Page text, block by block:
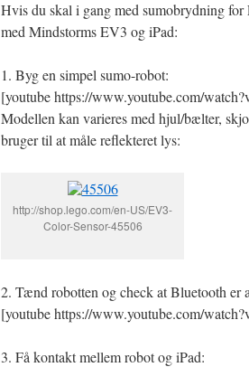
Hvis du skal i gang med sumobrydning
med Mindstorms EV3 og iPad:
1. Byg en simpel sumo-robot:
[youtube https://www.youtube.com/
Modellen kan varieres med hjul/bælter,
bruger til at måle reflekteret lys:
http://shop.lego.com/en-US/EV3-
Color-Sensor-45506
2. Tænd robotten og check at Bluetooth er
[youtube https://www.youtube.com/
3. Få kontakt mellem robot og iPad: